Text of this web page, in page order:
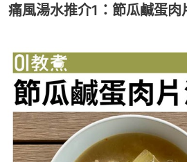
痛風湯水推介1：節瓜鹹蛋肉